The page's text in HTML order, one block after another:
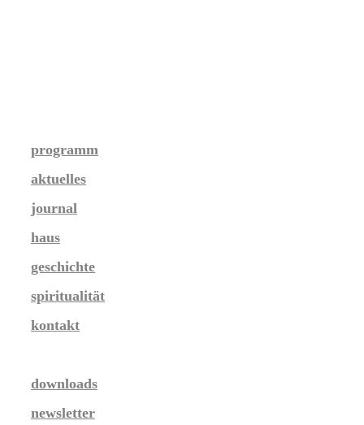
programm
aktuelles
journal
haus
geschichte
spiritualität
kontakt
downloads
newsletter